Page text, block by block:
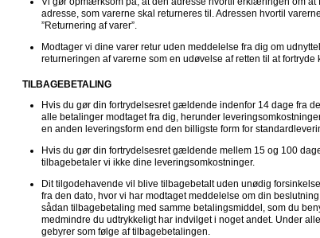
adresse, som varerne skal returneres til. Adressen hvortil
”Returnering af varer”.
Modtager vi dine varer retur uden meddelelse fra dig om
returneringen af varerne som en udøvelse af retten til at fortryde
TILBAGEBETALING
Hvis du gør din fortrydelsesret gældende indenfor 14 dage fra
alle betalinger modtaget fra dig, herunder
en anden leveringsform end den billigste form for
Hvis du gør din fortrydelsesret gældende mellem 15 og 100
tilbagebetaler vi ikke dine leveringsomkostninger.
Dit tilgodehavende vil blive tilbagebetalt uden unødig
fra den dato, hvor vi har modtaget meddelelse om din
sådan tilbagebetaling med samme betalingsmiddel, som du
medmindre du udtrykkeligt har indvilget i noget andet. Under
gebyrer som følge af tilbagebetalingen.